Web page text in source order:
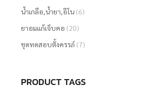
น้ำเกลือ,น้ำยา,อีโน (6)
ยาอมแก้เจ็บคอ (20)
ชุดทดสอบตั้งครรภ์ (7)
PRODUCT TAGS